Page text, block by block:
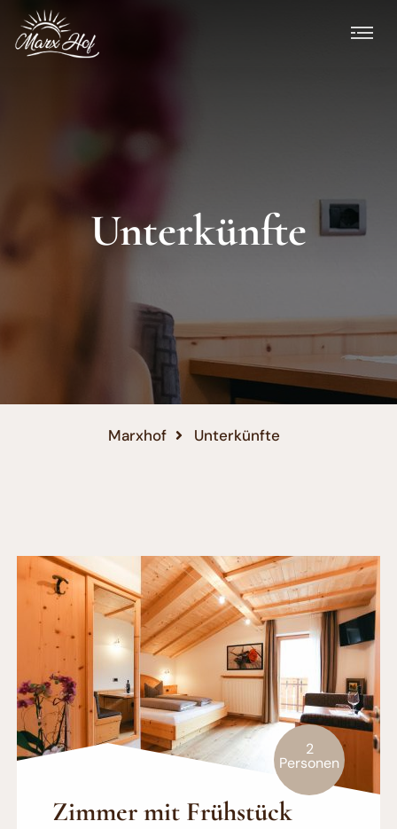
Unterkünfte
Marxhof Unterkünfte
2
Personen
Zimmer mit Frühstück